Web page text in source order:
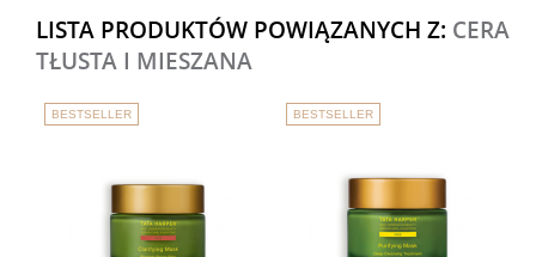
LISTA PRODUKTÓW POWIĄZANYCH Z: CERA
TŁUSTA I MIESZANA
BESTSELLER BESTSELLER